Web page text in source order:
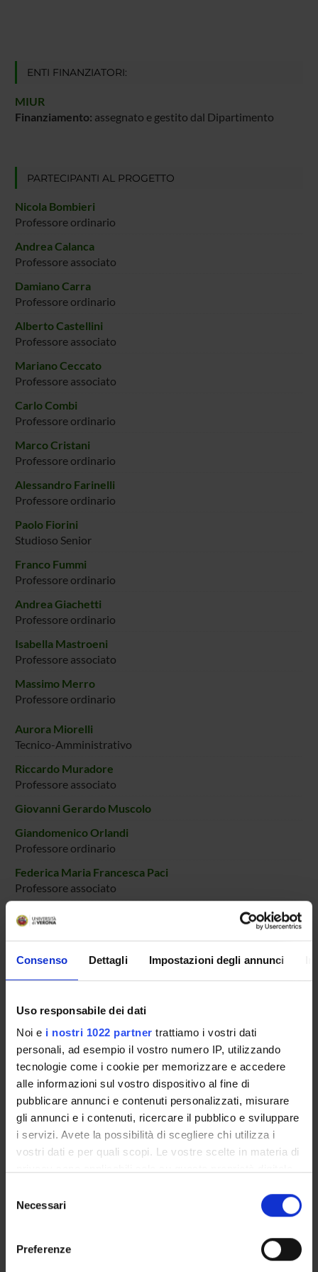
Consenso Dettagli Impostazioni degli annunci
Uso responsabile dei dati
Noi e i nostri 1022 partner trattiamo i vostri dati
personali, ad esempio il vostro numero IP, utilizzando
tecnologie come i cookie per memorizzare e accedere
alle informazioni sul vostro dispositivo al fine di
pubblicare annunci e contenuti personalizzati, misurare
gli annunci e i contenuti, ricercare il pubblico e sviluppare
i servizi. Avete la possibilità di scegliere chi utilizza i
vostri dati e per quali scopi. Le vostre scelte in materia di
modificare o revocare il proprio consenso in qualsiasi
momento dalla Dichiarazione sui cookie o facendo clic
delNecessari
Preferenze
ENTI FINANZIATORI:
MIUR
Finanziamento: assegnato e gestito dal Dipartimento
PARTECIPANTI AL PROGETTO
Nicola Bombieri
Professore ordinario
Andrea Calanca
Professore associato
Damiano Carra
Professore ordinario
Alberto Castellini
Professore associato
Mariano Ceccato
Professore associato
Carlo Combi
Professore ordinario
Marco Cristani
Professore ordinario
Alessandro Farinelli
Professore ordinario
Paolo Fiorini
Studioso Senior
Franco Fummi
Professore ordinario
Andrea Giachetti
Professore ordinario
Isabella Mastroeni
Professore associato
Massimo Merro
Professore ordinario
Aurora Miorelli
Tecnico-Amministrativo
Riccardo Muradore
Professore associato
Giovanni Gerardo Muscolo
Giandomenico Orlandi
Professore ordinario
Federica Maria Francesca Paci
Professore associato
Marco Panato
Personale di spin-off
Professore ordinario
Professore associato
Elisa Quintarelli
Professore ordinario
Francesco Setti
Professore associato
Carlo Tadiello
Personale di spin-off
Tiziano Villa
Airpim S.r.l.